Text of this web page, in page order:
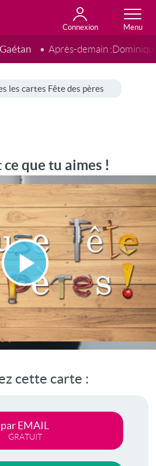
Connexion
Après-demain :
les cartes Fête des pères
que tu aimes !
Lire
la
vidéo
cette carte :
par EMAIL
GRATUIT